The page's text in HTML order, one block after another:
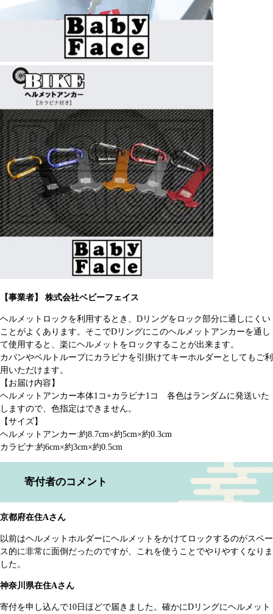
【事業者】 株式会社ベビーフェイス
​​ヘルメットロックを利用するとき、Dリングをロック部分に通しにくい
ことがよくあります。そこでDリングにこのヘルメットアンカーを通し
て使用すると、楽にヘルメットをロックすることが出来ます。
カバンやベルトループにカラビナを引掛けてキーホルダーとしてもご利
用いただけます。
【お届け内容】
ヘルメットアンカー本体1コ+カラビナ1コ 各色はランダムに発送いた
しますので、色指定はできません。
【サイズ】
ヘルメットアンカー:約8.7cm×約5cm×約0.3cm
カラビナ:約6cm×約3cm×約0.5cm
寄付者のコメント
京都府在住Aさん
以前はヘルメットホルダーにヘルメットをかけてロックするのがスペー
ス的に非常に面倒だったのですが、これを使うことでやりやすくなりま
した。
神奈川県在住Aさん
寄付を申し込んで10日ほどで届きました。確かにDリングにヘルメット